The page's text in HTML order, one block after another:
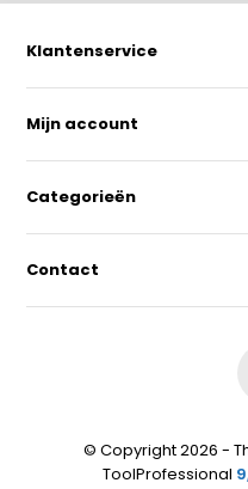
Klantenservice
Mijn account
Categorieën
Contact
© Copyright 2026 -
ToolProfessional